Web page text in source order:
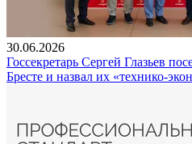
30.06.2026
Госсекретарь Сергей Глазьев
Бресте и назвал их «технико-